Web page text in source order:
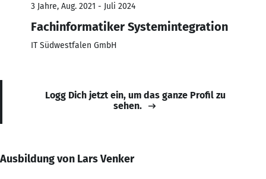
3 Jahre, Aug. 2021 - Juli 2024
Fachinformatiker Systemintegration
IT Südwestfalen GmbH
Logg Dich jetzt ein, um das ganze Profil zu
sehen.
Ausbildung von Lars Venker